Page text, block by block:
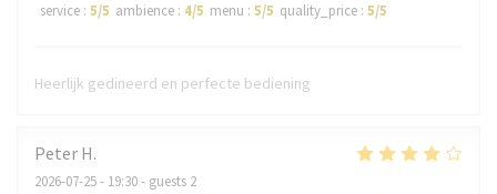
service : 5/5 ambience : 4/5 menu : 5/5 quality_price : 5/5
Heerlijk gedineerd en perfecte bediening
Peter H
2026-07-25- 19:30 - guests 2